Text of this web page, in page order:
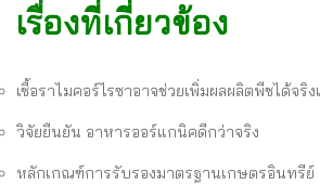
เรื่องที่เกี่ยวข้อง
เชื้อราไมคอร์ไรซาอาจช่วยเพิ่มผลผลิตพืชได้จริ
วิจัยยืนยัน อาหารออร์แกนิคดีกว่าจริง
หลักเกณฑ์การรับรองมาตรฐานเกษตรอินทรีย์